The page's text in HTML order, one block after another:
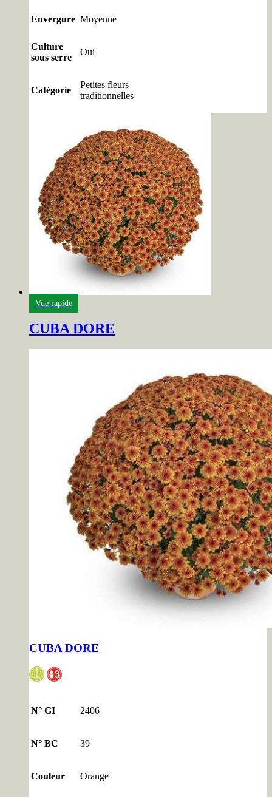
Envergure Moyenne
Culture
sous serre
Oui
Catégorie
Petites fleurs
traditionnelles
Vue rapide
CUBA DORE
CUBA DORE
N° GI 2406
N° BC 39
Couleur Orange